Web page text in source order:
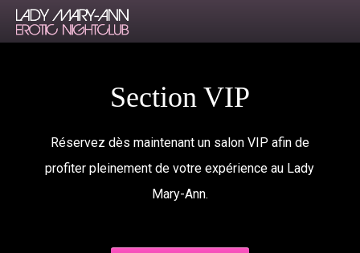
Section VIP
Réservez dès maintenant un salon VIP afin de
profiter pleinement de votre expérience au Lady
Mary-Ann.